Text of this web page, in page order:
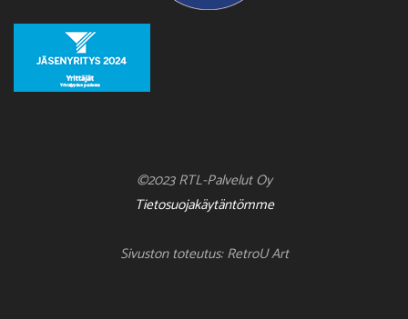
©2023 RTL-Palvelut Oy
Tietosuojakäytäntömme
Sivuston toteutus: RetroU Art